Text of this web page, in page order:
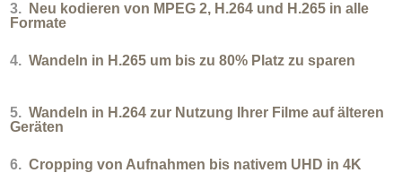
3.
Neu kodieren von MPEG 2, H.264 und H.265 in alle
Formate
4. Wandeln in H.265 um bis zu 80% Platz zu sparen
5. Wandeln in H.264 zur Nutzung Ihrer Filme auf älteren
Geräten
6. Cropping von Aufnahmen bis nativem UHD in 4K